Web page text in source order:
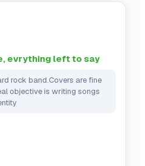
evrything left to say
rock band.Covers are fine
objective is writing songs